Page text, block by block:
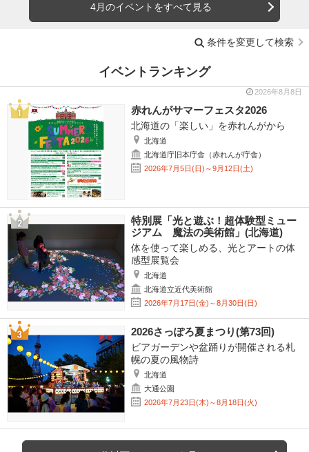
4月のイベントをすべて見る
条件を変更して検索
イベントランキング
2026年8月8日
赤れんがサマーフェスタ2026
北海道の「楽しい」を赤れんがから
北海道
北海道庁旧本庁舎（赤れんが庁舎）
2026年7月5日(日)～9月12日(土)
特別展「光と遊ぶ！超体験型ミュー
ジアム 魔法の美術館」(北海道)
体を使って楽しめる、光とアートの体
感型展覧会
北海道
北海道立近代美術館
2026年7月17日(金)～8月30日(日)
2026さっぽろ夏まつり(第73回)
ビアガーデンや盆踊りが開催される札
幌の夏の風物詩
北海道
大通公園
2026年7月23日(木)～8月18日(火)